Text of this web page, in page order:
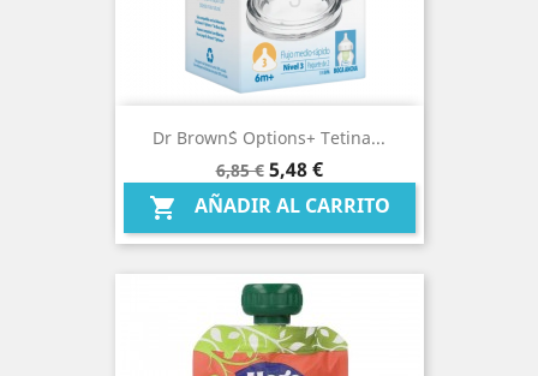
Dr Brown´s Options+ Tetina...
Precio
base
6,85 € Precio
5,48 €
 AÑADIR AL CARRITO